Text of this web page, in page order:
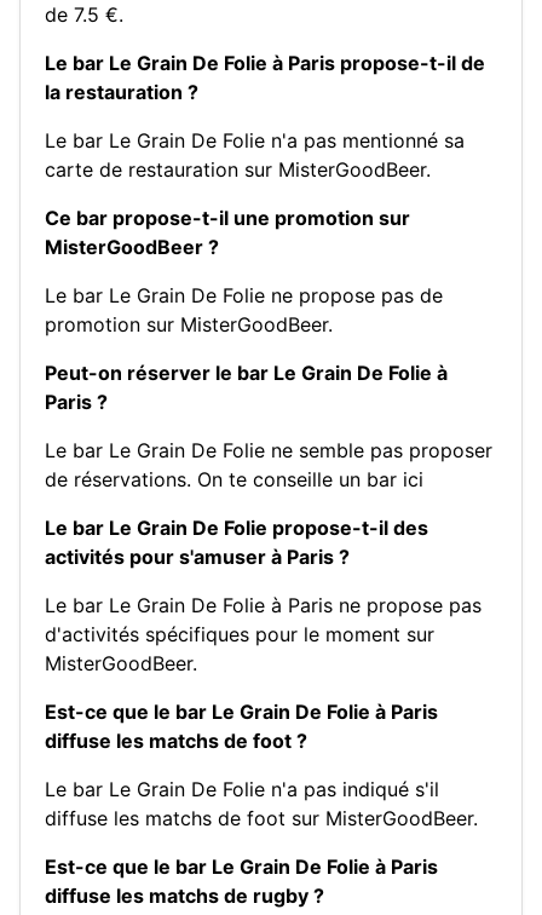
de 7.5 €.
Le bar Le Grain De Folie à Paris propose-t-il de
la restauration ?
Le bar Le Grain De Folie n'a pas mentionné sa
carte de restauration sur MisterGoodBeer.
Ce bar propose-t-il une promotion sur
MisterGoodBeer ?
Le bar Le Grain De Folie ne propose pas de
promotion sur MisterGoodBeer.
Peut-on réserver le bar Le Grain De Folie à
Paris ?
Le bar Le Grain De Folie ne semble pas proposer
de réservations. On te conseille un bar ici
Le bar Le Grain De Folie propose-t-il des
activités pour s'amuser à Paris ?
Le bar Le Grain De Folie à Paris ne propose pas
d'activités spécifiques pour le moment sur
MisterGoodBeer.
Est-ce que le bar Le Grain De Folie à Paris
diffuse les matchs de foot ?
Le bar Le Grain De Folie n'a pas indiqué s'il
diffuse les matchs de foot sur MisterGoodBeer.
Est-ce que le bar Le Grain De Folie à Paris
diffuse les matchs de rugby ?